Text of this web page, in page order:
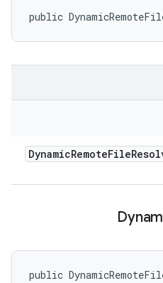
public
DynamicRemoteFile
public